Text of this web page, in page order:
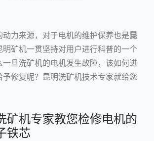
动力来源，对于电机的维护保养也是昆
明矿机一贯坚持对用户进行科普的一个
一旦洗矿机的电机发生故障，该如何进
修复呢？昆明洗矿机技术专家就给您
矿机专家教您检修电机的
铁芯